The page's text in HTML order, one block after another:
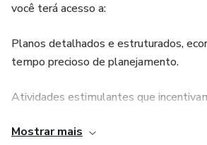
você terá acesso a:
Planos detalhados e estruturados,
tempo precioso de planejamento.
Atividades estimulantes que
Mostrar mais